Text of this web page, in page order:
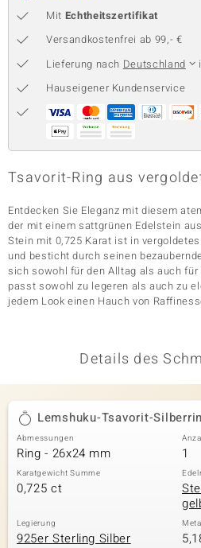
Classics
Mit Echtheitszertifikat
Versandkostenfrei ab 99,- €
Lieferung nach Deutschland
Hauseigener Kundenservice
Tsavorit-Ring aus
Entdecken Sie Eleganz mit diesem
der mit einem sattgrünen Edelstein
Stein mit 0,725 Karat ist in
und besticht durch seinen
sich sowohl für den Alltag als auch
passt sowohl zu legeren als auch zu
jedem Look einen Hauch von
Details des
Lemshuku-Tsavorit-
Abmessungen
Ring - 26x24 mm 1
Karatgewicht Summe
0,725 ct
Legierung
925er Sterling Silber